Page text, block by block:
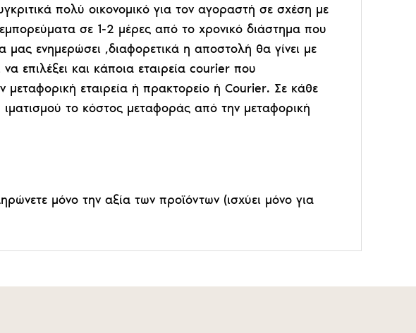
πολύ οικονομικό για τον αγοραστή σε σχέση με
σε 1-2 μέρες από το χρονικό διάστημα που
ενημερώσει ,διαφορετικά η αποστολή θα γίνει με
επιλέξει και κάποια εταιρεία courier που
εταιρεία ή πρακτορείο ή Courier. Σε κάθε
το κόστος μεταφοράς από την μεταφορική
μόνο την αξία των προϊόντων (ισχύει μόνο για